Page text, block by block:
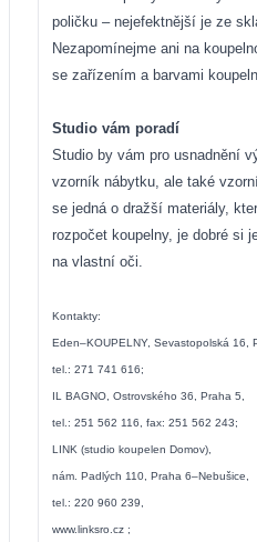
poličku – nejefektnější je ze
Nezapomínejme ani na
se zařízením a barvami
Studio vám poradí
Studio by vám pro usnadnění
vzorník nábytku, ale také
se jedná o dražší materiály,
rozpočet koupelny, je dobré si
na vlastní oči.
Kontakty:
Eden–KOUPELNY, Sevastopolská 16,
tel.: 271 741 616;
IL BAGNO, Ostrovského 36, Praha 5,
tel.: 251 562 116, fax: 251 562 243;
LINK (studio koupelen Domov),
nám. Padlých 110, Praha 6–Nebušice,
tel.: 220 960 239,
www.linksro.cz ;